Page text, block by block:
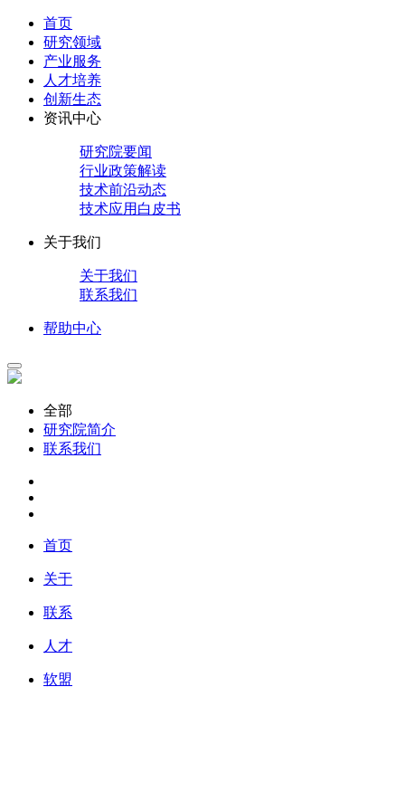
首页
研究领域
产业服务
人才培养
创新生态
资讯中心
研究院要闻
行业政策解读
技术前沿动态
技术应用白皮书
关于我们
关于我们
联系我们
帮助中心
全部
研究院简介
联系我们
首页
关于
联系
人才
软盟